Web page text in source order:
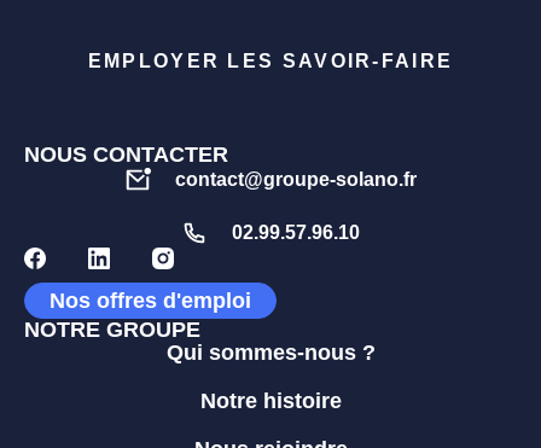
EMPLOYER LES SAVOIR-FAIRE
NOUS CONTACTER
contact@groupe-solano.fr
02.99.57.96.10
Nos offres d'emploi
NOTRE GROUPE
Qui sommes-nous ?
Notre histoire